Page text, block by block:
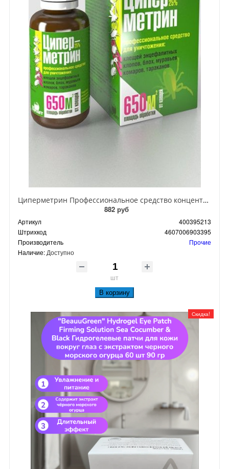
Циперметрин Профессиональное средство концентрат эмульсии 25% для уничтожения тараканов, мух,комаров, блох, клопов, муравьев, ос 50 мл
882 руб
Артикул
400395213
Штрихкод
4607006903395
Производитель
Прочие
Наличие: Доступно
шт
В корзину
Скидка!